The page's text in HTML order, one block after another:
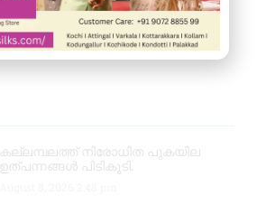
കല്ലമ്പലത്ത് നിരോധിത പുകയില
ഉത്പന്നങ്ങൾ പിടികൂടി.